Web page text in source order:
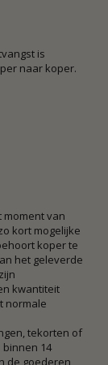
is
naar koper.
moment van
kort mogelijke
koper te
het geleverde
kwantiteit
normale
tekorten of
14
de goederen